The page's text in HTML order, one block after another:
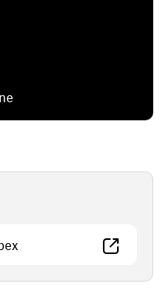
(ouvre une nouvelle